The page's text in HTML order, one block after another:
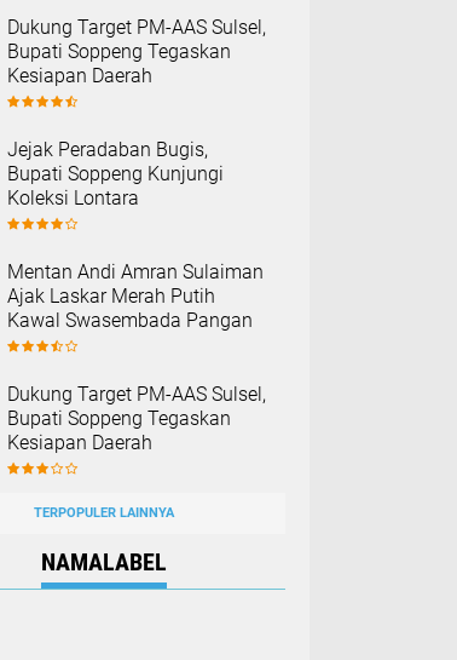
Dukung Target PM-AAS Sulsel,
Bupati Soppeng Tegaskan
Kesiapan Daerah
Jejak Peradaban Bugis,
Bupati Soppeng Kunjungi
Koleksi Lontara
Mentan Andi Amran Sulaiman
Ajak Laskar Merah Putih
Kawal Swasembada Pangan
Dukung Target PM-AAS Sulsel,
Bupati Soppeng Tegaskan
Kesiapan Daerah
TERPOPULER LAINNYA
NAMALABEL